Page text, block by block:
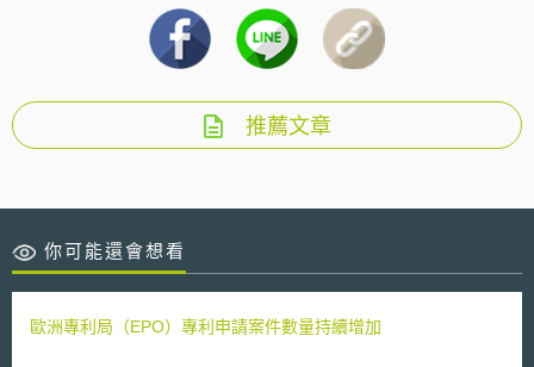
推薦文章
你可能還會想看
歐洲專利局（EPO）專利申請案件數量持續增加